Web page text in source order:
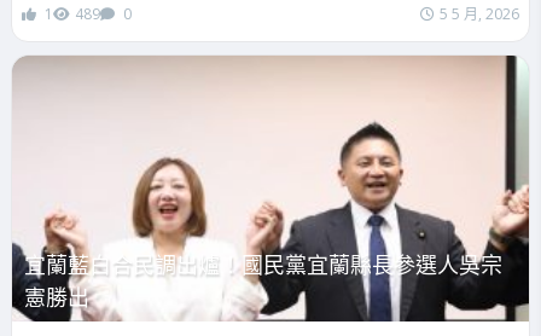
1 489 0 5 5 月, 2026
宜蘭藍白合民調出爐！國民黨宜蘭縣長參選人吳宗
憲勝出